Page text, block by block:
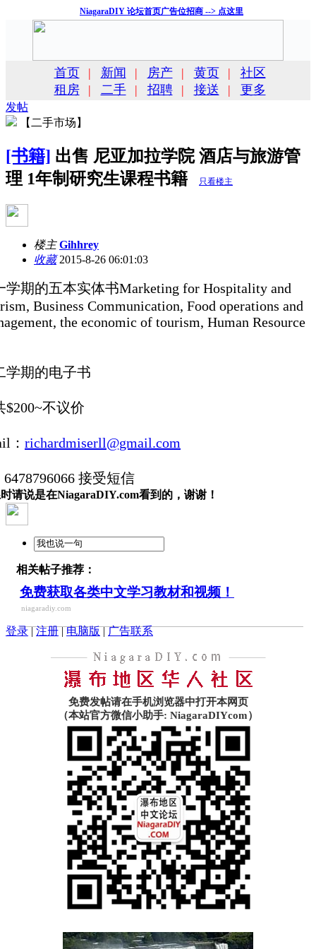
NiagaraDIY 论坛首页广告位招商 --> 点这里
首页 | 新闻 | 房产 | 黄页 |
社区
租房
| 二手 | 招聘 | 接送 | 更多
发帖
【二手市场】
[书籍] 出售 尼亚加拉学院 酒店与旅游管
理 1年制研究生课程书籍
只看楼主
楼主 Gihhrey
收藏2015-8-26 06:01:03
学期的五本实体书Marketing for Hospitality and
Business Communication, Food operations and
the economic of tourism, Human Resource
学期的电子书
$200~不议价
： richardmiserll@gmail.com
6478796066 接受短信
请说是在NiagaraDIY.com看到的，谢谢！
相关帖子推荐：
免费获取各类中文学习教材和视频！
niagaradiy.com
登录|注册|电脑版|广告联系
免费发帖请在手机浏览器中打开本网页
（本站官方微信小助手: NiagaraDIYcom）